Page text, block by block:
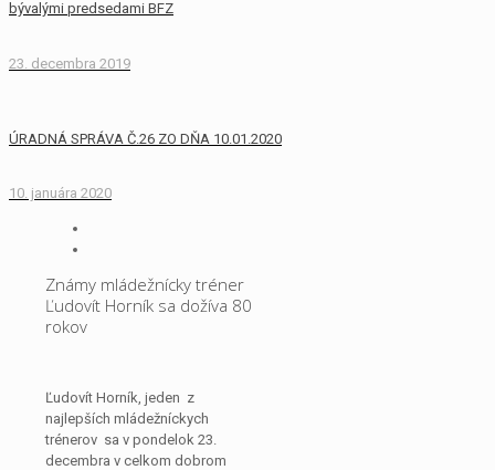
bývalými predsedami BFZ
23. decembra 2019
ÚRADNÁ SPRÁVA Č.26 ZO DŇA 10.01.2020
10. januára 2020
Známy mládežnícky tréner
Ľudovít Horník sa dožíva 80
rokov
Ľudovít Horník, jeden z
najlepších mládežníckych
trénerov sa v pondelok 23.
decembra v celkom dobrom